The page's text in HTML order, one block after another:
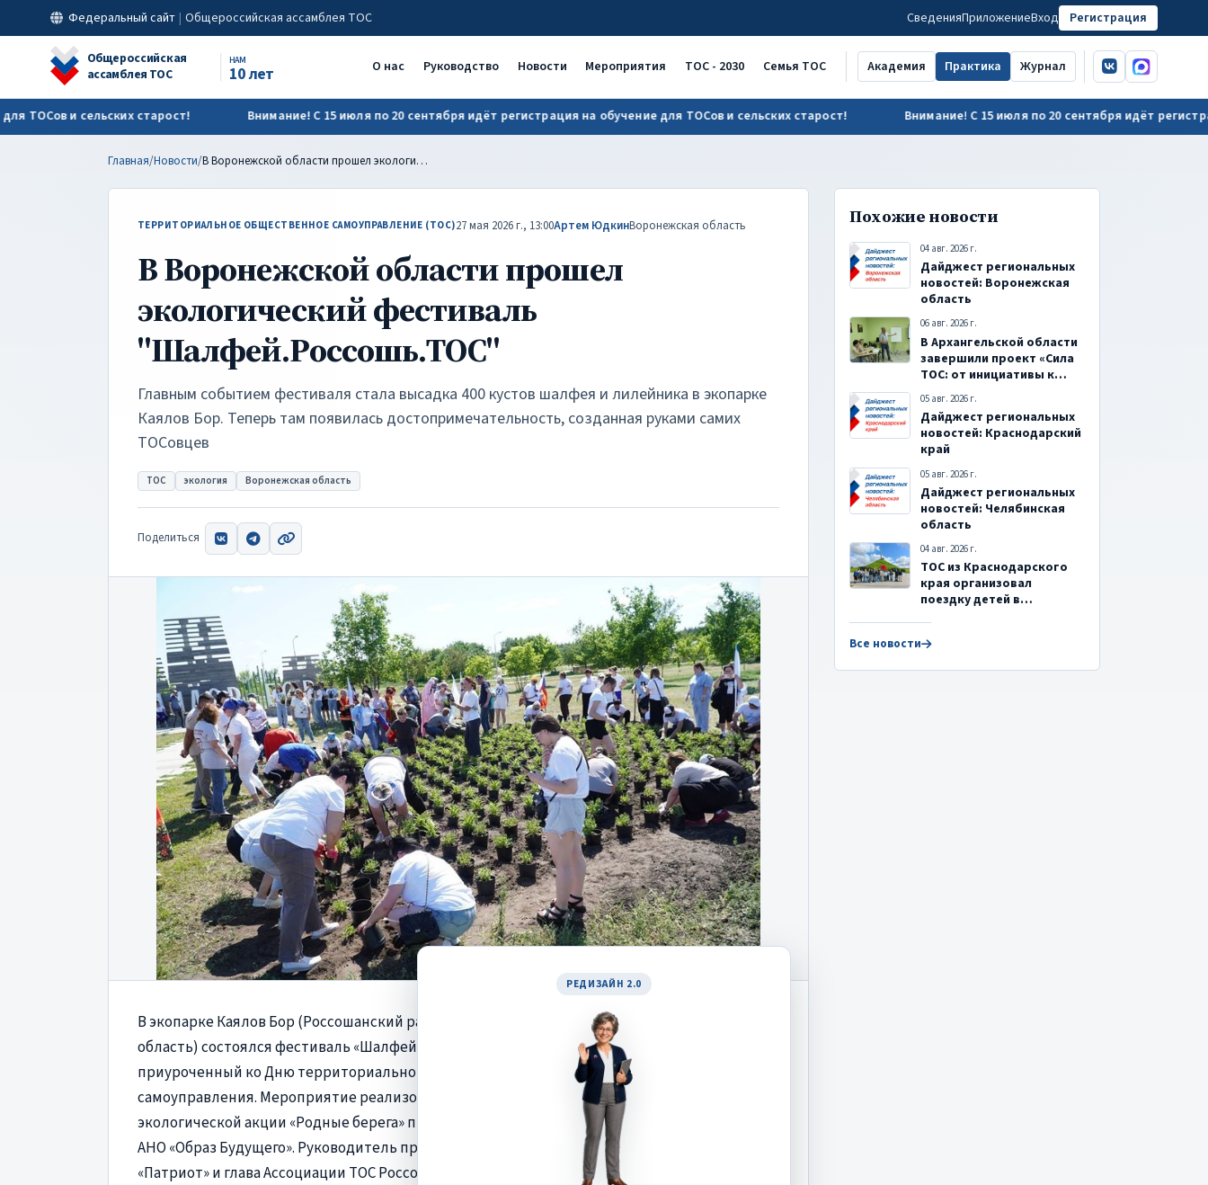
РЕДИЗАЙН 2.0
В Воронежской области прошел экологический фестиваль "Шалфей.Россошь.ТОС" | ОАТОС
Федеральный сайт | Общероссийская ассамблея ТОС СведенияПриложениеВход Регистрация
Общероссийская
ассамблея ТОС
НАМ
10 лет О нас Руководство Новости Мероприятия ТОС - 2030 Семья ТОС Академия Практика Журнал ВКонтакте
MAX
и сельских старост! Внимание! С 15 июля по 20 сентября идёт регистрация на обучение для ТОСов и сельских старост! Внимание! С 15 июля по 20 сентября идёт регистрация
Главная/Новости/ В Воронежской области прошел экологический фестиваль "Шалфей.Россошь.ТОС"
ТЕРРИТОРИАЛЬНОЕ ОБЩЕСТВЕННОЕ САМОУПРАВЛЕНИЕ (ТОС)27 мая 2026 г., 13:00Артем ЮдкинВоронежская область
В Воронежской области прошел
экологический фестиваль
"Шалфей.Россошь.ТОС"
Главным событием фестиваля стала высадка 400 кустов шалфея и лилейника в экопарке
Каялов Бор. Теперь там появилась достопримечательность, созданная руками самих
ТОСовцев
ТОС экология Воронежская область
Поделиться ВКонтакте
TelegramСкопировать ссылку
В экопарке Каялов Бор (Россошанский район, Воронежская
область) состоялся фестиваль «Шалфей.Россошь.ТОС»,
приуроченный ко Дню территориального общественного
самоуправления. Мероприятие реализовано в рамках
экологической акции «Родные берега» при грантовой поддержке
АНО «Образ Будущего». Руководитель проекта - председатель ТОС
«Патриот» и глава Ассоциации ТОС Россошанского района
Похожие новости
04 авг. 2026 г.
Дайджест региональных
новостей: Воронежская
область
06 авг. 2026 г.
В Архангельской области
завершили проект «Сила
ТОС: от инициативы к
действию»
05 авг. 2026 г.
Дайджест региональных
новостей: Краснодарский
край
05 авг. 2026 г.
Дайджест региональных
новостей: Челябинская
область
04 авг. 2026 г.
ТОС из Краснодарского
края организовал
поездку детей в
Все новости